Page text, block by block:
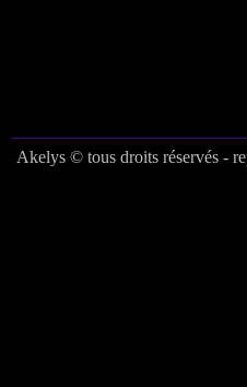
Akelys © tous droits réservés -